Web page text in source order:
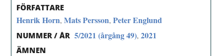
FÖRFATTARE
Henrik Horn,Mats Persson,Peter Englund
NUMMER / ÅR 5/2021 (årgång 49),2021
ÄMNEN